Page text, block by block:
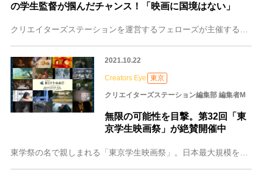
の学生監督が掴んだチャンス！「映画に国境はない」
クリエイターズステーションを運営するフェローズが主催する若手映画作家応援プロジェクト「FFF-S BEYOND」は、「フェローズフィルムフェスティバル学生部門（
2021.10.22
Creators Eye 東京
クリエイターズステーション編集部 編集者M
無限の可能性を目撃。第32回「東
京学生映画祭」が絶賛開催中